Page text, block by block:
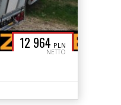
12 964 PLN
NETTO